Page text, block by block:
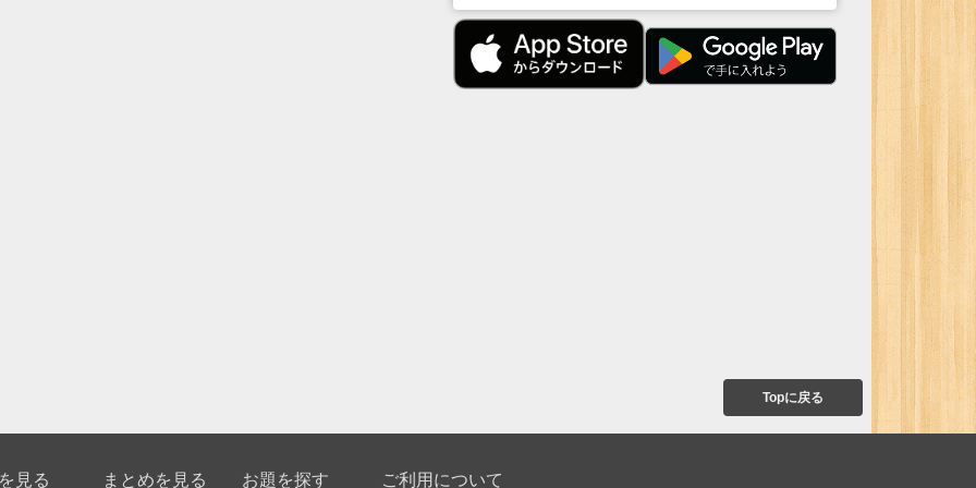
Topに戻る
見る まとめを見る お題を探す ご利用について